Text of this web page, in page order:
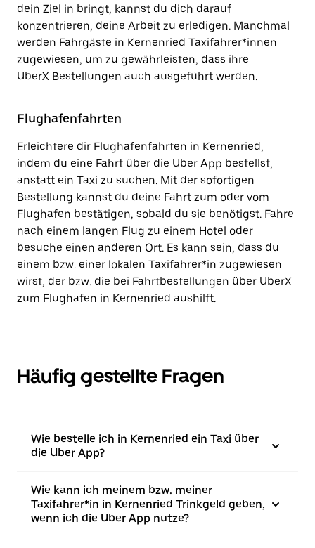
dein Ziel in bringt, kannst du dich darauf
konzentrieren, deine Arbeit zu erledigen. Manchmal
werden Fahrgäste in Kernenried Taxifahrer*innen
zugewiesen, um zu gewährleisten, dass ihre
UberX Bestellungen auch ausgeführt werden.
Flughafenfahrten
Erleichtere dir Flughafenfahrten in Kernenried,
indem du eine Fahrt über die Uber App bestellst,
anstatt ein Taxi zu suchen. Mit der sofortigen
Bestellung kannst du deine Fahrt zum oder vom
Flughafen bestätigen, sobald du sie benötigst. Fahre
nach einem langen Flug zu einem Hotel oder
besuche einen anderen Ort. Es kann sein, dass du
einem bzw. einer lokalen Taxifahrer*in zugewiesen
wirst, der bzw. die bei Fahrtbestellungen über UberX
zum Flughafen in Kernenried aushilft.
Häufig gestellte Fragen
Wie bestelle ich in Kernenried ein Taxi über
die Uber App?
Wie kann ich meinem bzw. meiner
Taxifahrer*in in Kernenried Trinkgeld geben,
wenn ich die Uber App nutze?